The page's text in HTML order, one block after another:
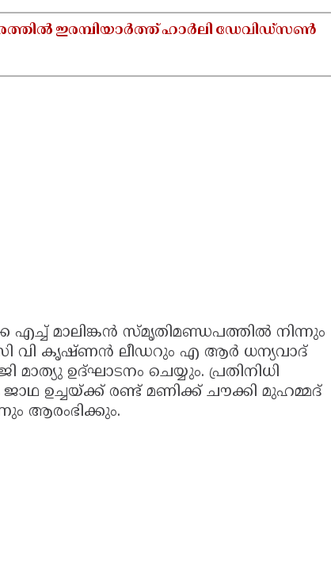
ഇരമ്പിയാർത്ത് ഹാർലി ഡേവിഡ്‌സൺ
മാലിങ്കൻ സ്മൃതിമണ്ഡപത്തിൽ നിന്നും
സി വി കൃഷ്‌ണൻ ലീഡറും എ ആർ ധന്യവാദ്
മാത്യു ഉദ്ഘാടനം ചെയ്യും. പ്രതിനിധി
ഉച്ചയ്ക്ക് രണ്ട് മണിക്ക് ചൗക്കി മുഹമ്മദ്
ആരംഭിക്കും.